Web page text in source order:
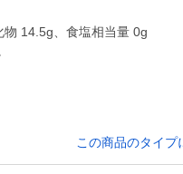
14.5g、食塩相当量 0g
この商品のタイプ